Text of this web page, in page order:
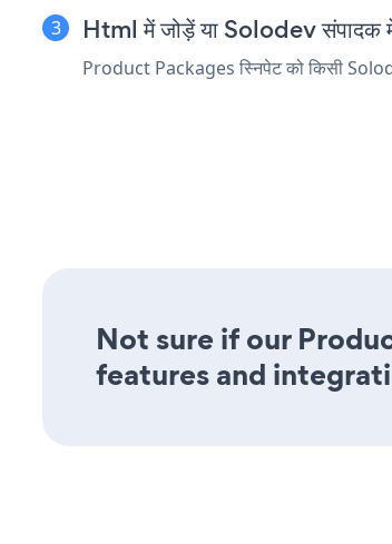
Html में जोड़ें या Solodev संपादक
Product Packages स्निपेट को किसी
Not sure if our
features and